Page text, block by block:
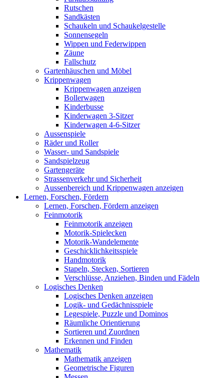
Rutschen
Sandkästen
Schaukeln und Schaukelgestelle
Sonnensegeln
Wippen und Federwippen
Zäune
Fallschutz
Gartenhäuschen und Möbel
Krippenwagen
Krippenwagen anzeigen
Bollerwagen
Kinderbusse
Kinderwagen 3-Sitzer
Kinderwagen 4-6-Sitzer
Aussenspiele
Räder und Roller
Wasser- und Sandspiele
Sandspielzeug
Gartengeräte
Strassenverkehr und Sicherheit
Aussenbereich und Krippenwagen anzeigen
Lernen, Forschen, Fördern
Lernen, Forschen, Fördern anzeigen
Feinmotorik
Feinmotorik anzeigen
Motorik-Spielecken
Motorik-Wandelemente
Geschicklichkeitsspiele
Handmotorik
Stapeln, Stecken, Sortieren
Verschlüsse, Anziehen, Binden und Fädeln
Logisches Denken
Logisches Denken anzeigen
Logik- und Gedächnisspiele
Legespiele, Puzzle und Dominos
Räumliche Orientierung
Sortieren und Zuordnen
Erkennen und Finden
Mathematik
Mathematik anzeigen
Geometrische Figuren